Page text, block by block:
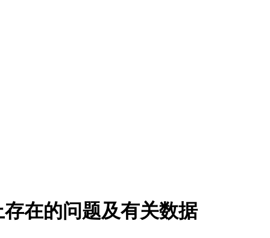
在的问题及有关数据